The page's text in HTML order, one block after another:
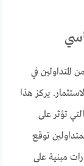
في
يركز هذا
تؤثر على
توقع
مبنية على